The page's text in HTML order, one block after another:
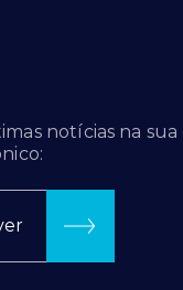
notícias na sua